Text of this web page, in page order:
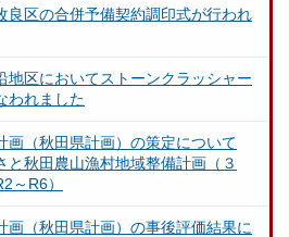
良区の合併予備契約調印式が行われ
地区においてストーンクラッシャー
われました
画（秋田県計画）の策定について
と秋田農山漁村地域整備計画（３
～R6）
画（秋田県計画）の事後評価結果に